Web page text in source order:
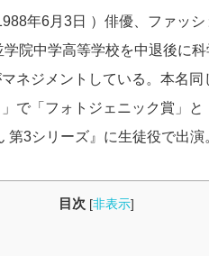
年6月3日 ）俳優、ファッ
院中学高等学校を中退後に
ネジメントしている。本名
で「フォトジェニック賞」と
3シリーズ』に生徒役で出演
目次 [非表示]